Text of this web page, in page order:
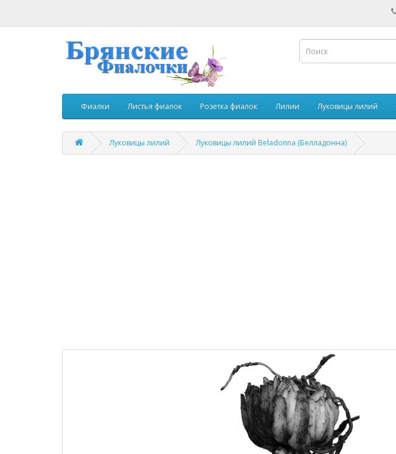
Фиалки Листья фиалок Розетка фиалок Лилии Луковицы лилий
Луковицы лилий Луковицы лилий Beladonna (Белладонна)